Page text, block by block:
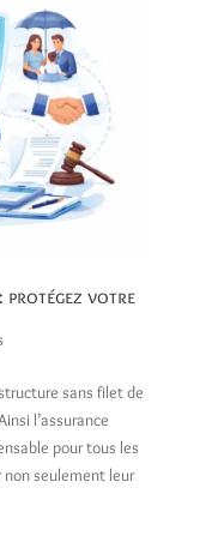
protégez votre
sans filet de
l’assurance
pour tous les
seulement leur